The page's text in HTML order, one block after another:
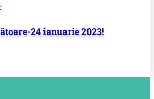
24 ianuarie 2023!